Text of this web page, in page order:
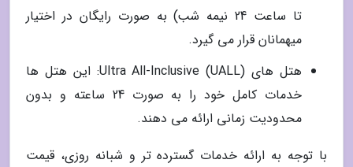
تا ساعت 24 نیمه شب) به صورت رایگان در اختیار
میهمانان قرار می گیرد.
هتل های Ultra All-Inclusive (UALL): این هتل ها
خدمات کامل خود را به صورت 24 ساعته و بدون
محدودیت زمانی ارائه می دهند.
با توجه به ارائه خدمات گسترده تر و شبانه روزی، قیمت